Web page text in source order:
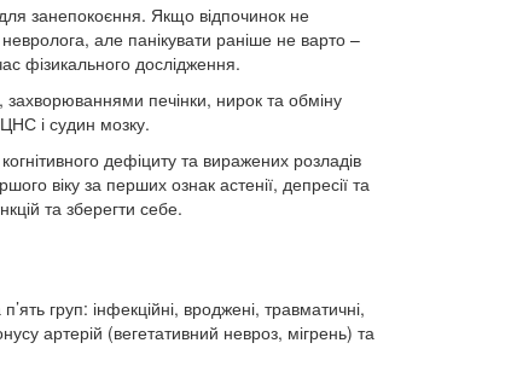
занепокоєння. Якщо відпочинок не
але панікувати раніше не варто –
фізикального дослідження.
печінки, нирок та обміну
і судин мозку.
дефіциту та виражених розладів
віку за перших ознак астенії, депресії та
та зберегти себе.
груп: інфекційні, вроджені, травматичні,
артерій (вегетативний невроз, мігрень) та